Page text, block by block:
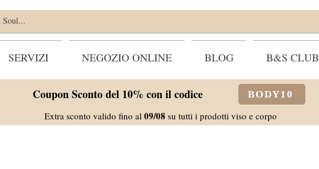
SERVIZI NEGOZIO ONLINE BLOG B&S CLUB
Coupon Sconto del 10% con il codice BODY10
Extra sconto valido fino al 09/08 su tutti i prodotti viso e corpo